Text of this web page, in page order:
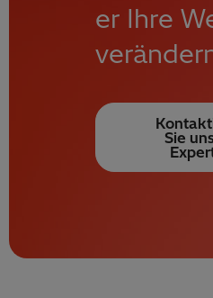
er Ihre
Sie